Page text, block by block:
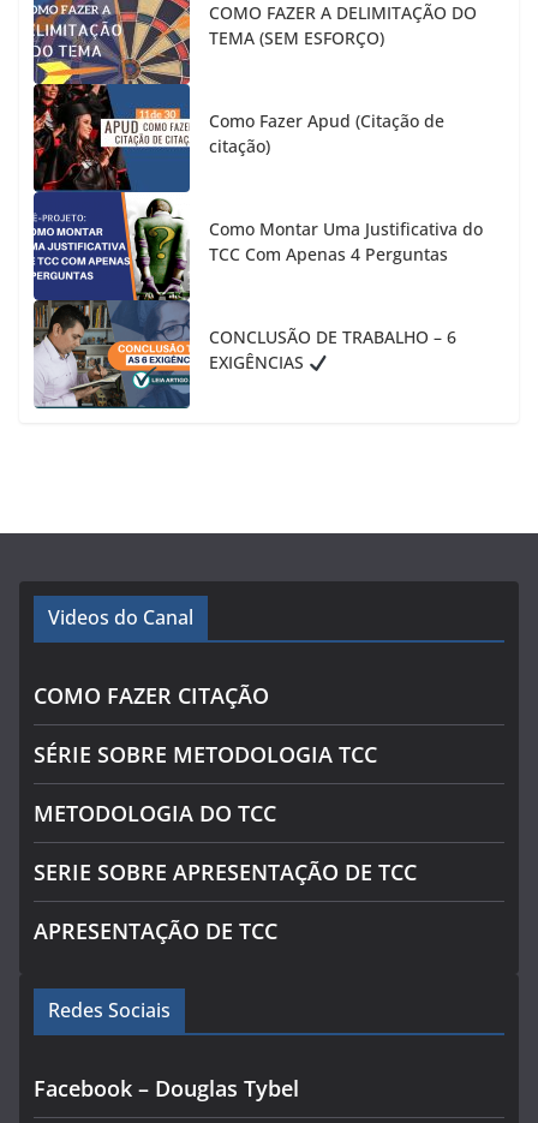
COMO FAZER A DELIMITAÇÃO DO
TEMA (SEM ESFORÇO)
Como Fazer Apud (Citação de
citação)
Como Montar Uma Justificativa do
TCC Com Apenas 4 Perguntas
CONCLUSÃO DE TRABALHO – 6
EXIGÊNCIAS
Videos do Canal
COMO FAZER CITAÇÃO
SÉRIE SOBRE METODOLOGIA TCC
METODOLOGIA DO TCC
SERIE SOBRE APRESENTAÇÃO DE TCC
APRESENTAÇÃO DE TCC
Redes Sociais
Facebook – Douglas Tybel